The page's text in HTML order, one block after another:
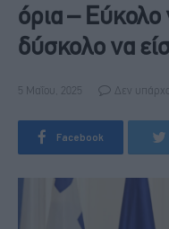
όρια – Εύκολο
δύσκολο να
5 Μαΐου, 2025 Δεν
Facebook